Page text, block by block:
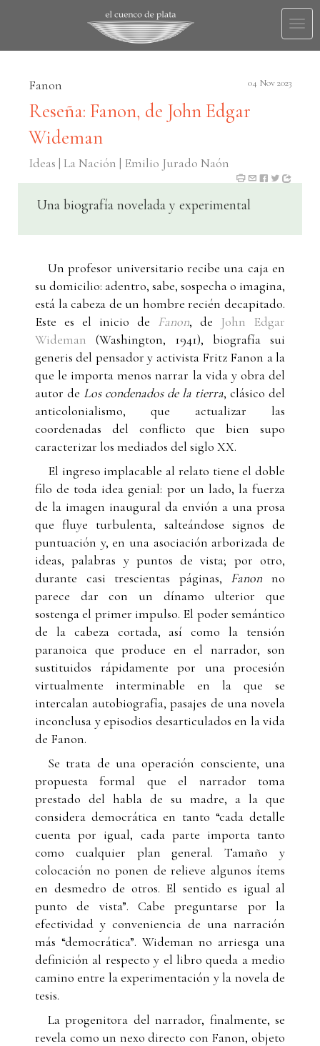
Fanon 04 Nov 2023
Reseña: Fanon, de John Edgar
Wideman
Ideas | La Nación | Emilio Jurado Naón
Una biografía novelada y experimental
Un profesor universitario recibe una caja en
su domicilio: adentro, sabe, sospecha o imagina,
está la cabeza de un hombre recién decapitado.
Este es el inicio de Fanon, de John Edgar
Wideman (Washington, 1941), biografía sui
generis del pensador y activista Fritz Fanon a la
que le importa menos narrar la vida y obra del
autor de Los condenados de la tierra, clásico del
anticolonialismo, que actualizar las
coordenadas del conflicto que bien supo
caracterizar los mediados del siglo XX.
El ingreso implacable al relato tiene el doble
filo de toda idea genial: por un lado, la fuerza
de la imagen inaugural da envión a una prosa
que fluye turbulenta, salteándose signos de
puntuación y, en una asociación arborizada de
ideas, palabras y puntos de vista; por otro,
durante casi trescientas páginas, Fanonno
parece dar con un dínamo ulterior que
sostenga el primer impulso. El poder semántico
de la cabeza cortada, así como la tensión
paranoica que produce en el narrador, son
sustituidos rápidamente por una procesión
virtualmente interminable en la que se
intercalan autobiografía, pasajes de una novela
inconclusa y episodios desarticulados en la vida
de Fanon.
Se trata de una operación consciente, una
propuesta formal que el narrador toma
prestado del habla de su madre, a la que
considera democrática en tanto “cada detalle
cuenta por igual, cada parte importa tanto
como cualquier plan general. Tamaño y
colocación no ponen de relieve algunos ítems
en desmedro de otros. El sentido es igual al
punto de vista”. Cabe preguntarse por la
efectividad y conveniencia de una narración
más “democrática”. Wideman no arriesga una
definición al respecto y el libro queda a medio
camino entre la experimentación y la novela de
tesis.
La progenitora del narrador, finalmente, se
revela como un nexo directo con Fanon, objeto